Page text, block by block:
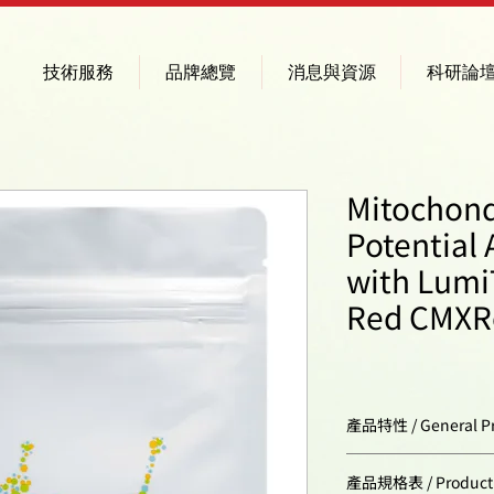
技術服務 品牌總覽 消息與資源 科研論
Potential
with
Red
產品特性 / General
Storage
產品規格表 /